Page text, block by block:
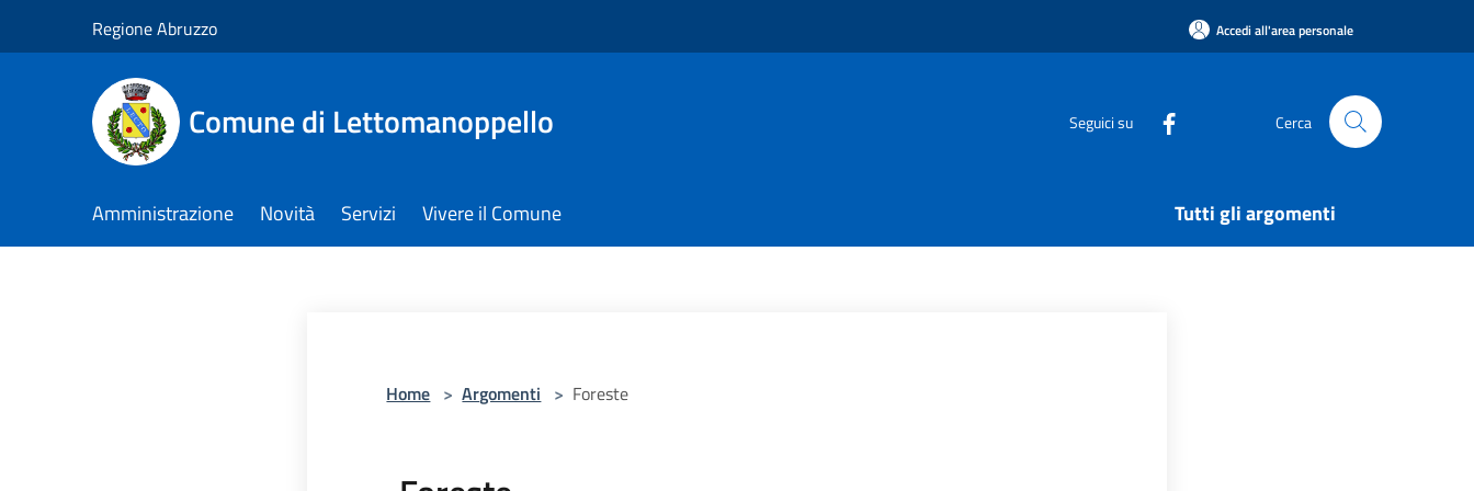
Regione Abruzzo Accedi all'area personale
Comune di Lettomanoppello Seguici su Cerca
Amministrazione Novità Servizi Vivere il Comune Tutti gli argomenti
Home > Argomenti > Foreste